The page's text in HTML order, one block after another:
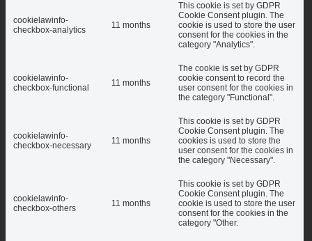
cookielawinfo-
checkbox-analytics
11 months
This cookie is set by GDPR
Cookie Consent plugin. The
cookie is used to store the user
consent for the cookies in the
category "Analytics".
cookielawinfo-
checkbox-functional
11 months
The cookie is set by GDPR
cookie consent to record the
user consent for the cookies in
the category "Functional".
cookielawinfo-
checkbox-necessary
11 months
This cookie is set by GDPR
Cookie Consent plugin. The
cookies is used to store the
user consent for the cookies in
the category "Necessary".
cookielawinfo-
checkbox-others
11 months
This cookie is set by GDPR
Cookie Consent plugin. The
cookie is used to store the user
consent for the cookies in the
category "Other.